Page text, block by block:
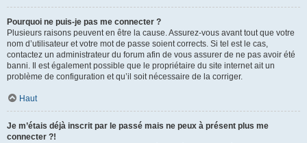
Pourquoi ne puis-je pas me connecter ?
Plusieurs raisons peuvent en être la cause. Assurez-vous avant tout que votre
nom d’utilisateur et votre mot de passe soient corrects. Si tel est le cas,
contactez un administrateur du forum afin de vous assurer de ne pas avoir été
banni. Il est également possible que le propriétaire du site internet ait un
problème de configuration et qu’il soit nécessaire de la corriger.
Haut
Je m’étais déjà inscrit par le passé mais ne peux à présent plus me
connecter ?!